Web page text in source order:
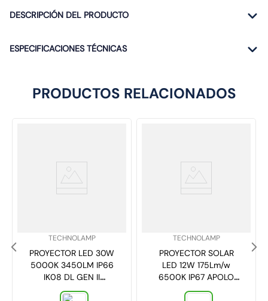
DESCRIPCIÓN DEL PRODUCTO
ESPECIFICACIONES TÉCNICAS
PRODUCTOS RELACIONADOS
TECHNOLAMP
PROYECTOR LED 30W
5000K 3450LM IP66
IK08 DL GEN II
TECHNOLAMP
TECHNOLAMP
PROYECTOR SOLAR
LED 12W 175Lm/w
6500K IP67 APOLO
100W HOUSING